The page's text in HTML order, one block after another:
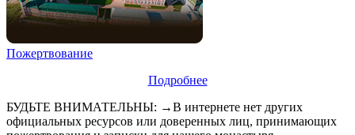
Пожертвование
Подробнее
БУДЬТЕ ВНИМАТЕЛЬНЫ: →В интернете нет других
официальных ресурсов или доверенных лиц, принимающих